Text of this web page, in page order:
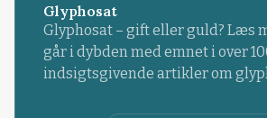
Glyphosat
Glyphosat – gift eller guld? Læs
går i dybden med emnet i over
indsigtsgivende artikler om